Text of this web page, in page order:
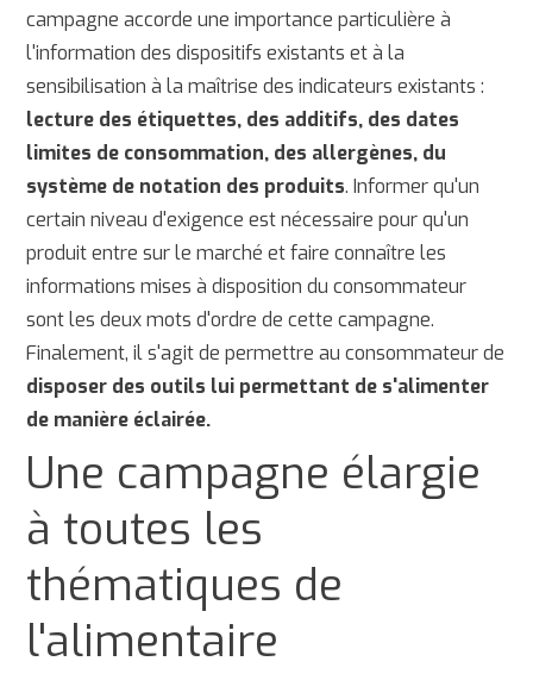
campagne accorde une importance particulière à
l'information des dispositifs existants et à la
sensibilisation à la maîtrise des indicateurs existants :
lecture des étiquettes, des additifs, des dates
limites de consommation, des allergènes, du
système de notation des produits. Informer qu'un
certain niveau d'exigence est nécessaire pour qu'un
produit entre sur le marché et faire connaître les
informations mises à disposition du consommateur
sont les deux mots d'ordre de cette campagne.
Finalement, il s'agit de permettre au consommateur de
disposer des outils lui permettant de s'alimenter
de manière éclairée.
Une campagne élargie
à toutes les
thématiques de
l'alimentaire